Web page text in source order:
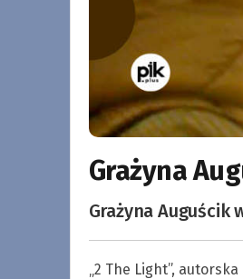
Grażyna
Grażyna Auguścik
„2 The Light”,